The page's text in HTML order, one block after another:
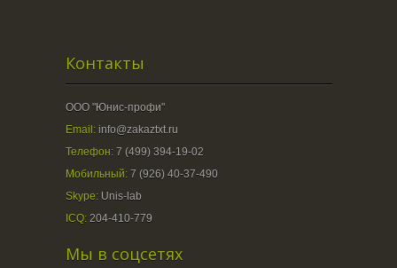
Контакты
ООО "Юнис-профи"
Email: info@zakaztxt.ru
Телефон:7 (499) 394-19-02
Мобильный:7 (926) 40-37-490
Skype: Unis-lab
ICQ:204-410-779
Мы в соцсетях